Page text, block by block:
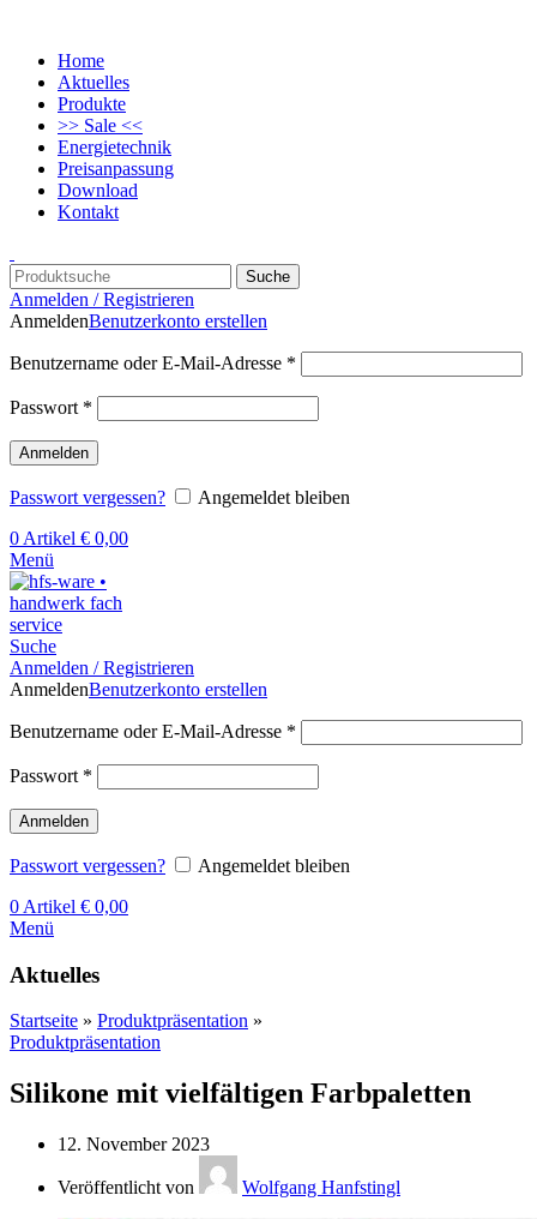
Home
Aktuelles
Produkte
>> Sale <<
Energietechnik
Preisanpassung
Download
Kontakt
Suche
Anmelden / Registrieren
AnmeldenBenutzerkonto erstellen
Benutzername oder E-Mail-Adresse *
Passwort *
Anmelden
Passwort vergessen?
Angemeldet bleiben
0 Artikel € 0,00
Menü
Suche
Anmelden / Registrieren
AnmeldenBenutzerkonto erstellen
Benutzername oder E-Mail-Adresse *
Passwort *
Anmelden
Passwort vergessen?
Angemeldet bleiben
0 Artikel € 0,00
Menü
Aktuelles
Startseite » Produktpräsentation »
Produktpräsentation
Silikone mit vielfältigen Farbpaletten
12. November 2023
Veröffentlicht von Wolfgang Hanfstingl